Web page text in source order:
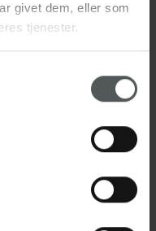
givet dem, eller som
tjenester.